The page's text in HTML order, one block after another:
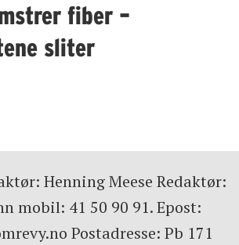
fiber –
sliter
Henning Meese Redaktør:
mobil: 41 50 90 91. Epost:
Postadresse: Pb 171